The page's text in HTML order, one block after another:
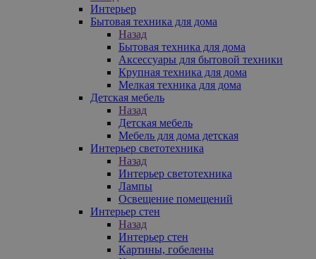
Интерьер
Бытовая техника для дома
Назад
Бытовая техника для дома
Аксессуары для бытовой техники
Крупная техника для дома
Мелкая техника для дома
Детская мебель
Назад
Детская мебель
Мебель для дома детская
Интерьер светотехника
Назад
Интерьер светотехника
Лампы
Освещение помещений
Интерьер стен
Назад
Интерьер стен
Картины, гобелены